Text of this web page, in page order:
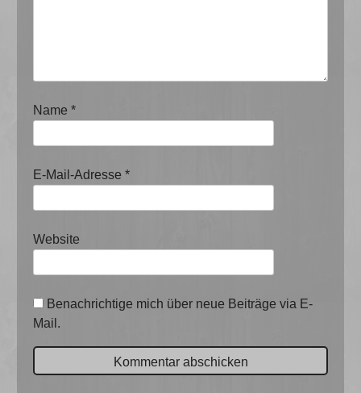
Name*
E-Mail-Adresse*
Website
Benachrichtige mich über neue Beiträge via E-
Mail.